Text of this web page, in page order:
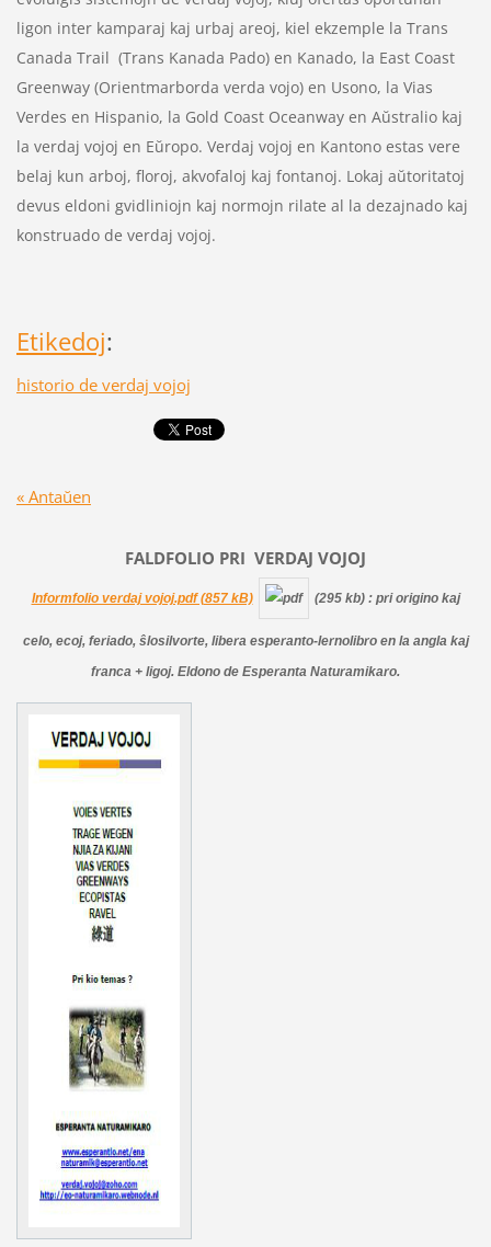
ligon inter kamparaj kaj urbaj areoj, kiel ekzemple la Trans
Canada Trail (Trans Kanada Pado) en Kanado, la East Coast
Greenway (Orientmarborda verda vojo) en Usono, la Vias
Verdes en Hispanio, la Gold Coast Oceanway en Aŭstralio kaj
la verdaj vojoj en Eŭropo. Verdaj vojoj en Kantono estas vere
belaj kun arboj, floroj, akvofaloj kaj fontanoj. Lokaj aŭtoritatoj
devus eldoni gvidliniojn kaj normojn rilate al la dezajnado kaj
konstruado de verdaj vojoj.
Etikedoj:
historio de verdaj vojoj
« Antaŭen
FALDFOLIO PRI VERDAJ VOJOJ
Informfolio verdaj vojoj.pdf (857 kB) (295 kb) : pri origino kaj
celo, ecoj, feriado, ŝlosilvorte, libera esperanto-lernolibro en la angla kaj
franca + ligoj. Eldono de Esperanta Naturamikaro.